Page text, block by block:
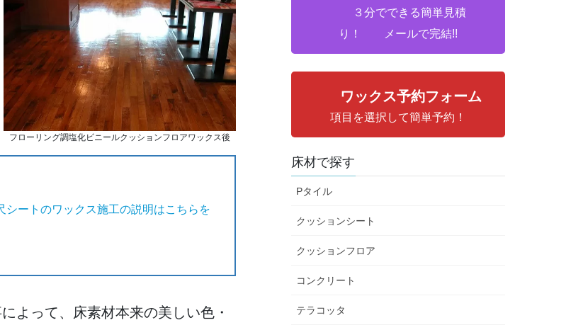
フローリング調塩化ビニールクッションフロアワックス後
ートのワックス施工の説明はこちらを
よって、床素材本来の美しい色・
３分でできる簡単見積
り！ メールで完結!!
ワックス予約フォーム
項目を選択して簡単予約！
床材で探す
Pタイル
クッションシート
クッションフロア
コンクリート
テラコッタ